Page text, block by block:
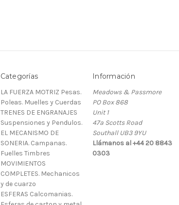
Categorías
LA FUERZA MOTRIZ Pesas.
Poleas. Muelles y Cuerdas
TRENES DE ENGRANAJES
Suspensiones y Pendulos.
EL MECANISMO DE
SONERIA. Campanas.
Fuelles Timbres
MOVIMIENTOS
COMPLETES. Mechanicos
y de cuarzo
ESFERAS Calcomanias.
Información
Meadows & Passmore
PO Box 868
Unit 1
47a Scotts Road
Southall UB3 9YU
Llámanos al +44 20 8843
0303